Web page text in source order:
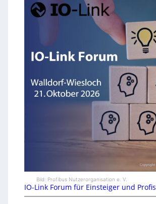
Bild: Profibus Nutzerorganisation e. V.
IO-Link Forum für Einsteiger und Profis